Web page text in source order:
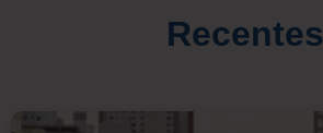
Recentes